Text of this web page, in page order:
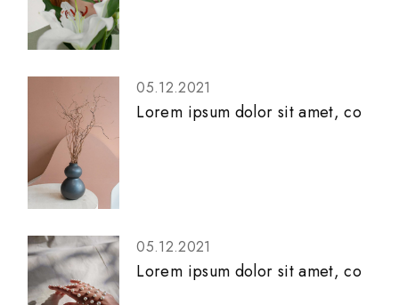
05.12.2021
Lorem ipsum dolor sit amet, co
05.12.2021
Lorem ipsum dolor sit amet, co